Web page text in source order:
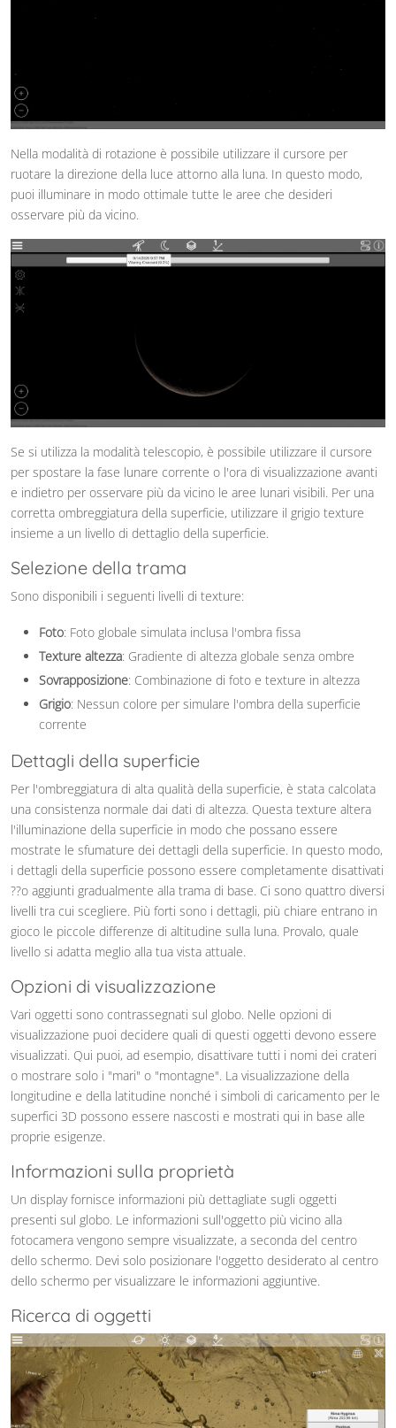
Nella modalità di rotazione è possibile utilizzare il cursore per
ruotare la direzione della luce attorno alla luna. In questo modo,
puoi illuminare in modo ottimale tutte le aree che desideri
osservare più da vicino.
Se si utilizza la modalità telescopio, è possibile utilizzare il cursore
per spostare la fase lunare corrente o l'ora di visualizzazione avanti
e indietro per osservare più da vicino le aree lunari visibili. Per una
corretta ombreggiatura della superficie, utilizzare il grigio texture
insieme a un livello di dettaglio della superficie.
Selezione della trama
Sono disponibili i seguenti livelli di texture:
Foto: Foto globale simulata inclusa l'ombra fissa
Texture altezza: Gradiente di altezza globale senza ombre
Sovrapposizione: Combinazione di foto e texture in altezza
Grigio: Nessun colore per simulare l'ombra della superficie
corrente
Dettagli della superficie
Per l'ombreggiatura di alta qualità della superficie, è stata calcolata
una consistenza normale dai dati di altezza. Questa texture altera
l'illuminazione della superficie in modo che possano essere
mostrate le sfumature dei dettagli della superficie. In questo modo,
i dettagli della superficie possono essere completamente disattivati
??o aggiunti gradualmente alla trama di base. Ci sono quattro diversi
livelli tra cui scegliere. Più forti sono i dettagli, più chiare entrano in
gioco le piccole differenze di altitudine sulla luna. Provalo, quale
livello si adatta meglio alla tua vista attuale.
Opzioni di visualizzazione
Vari oggetti sono contrassegnati sul globo. Nelle opzioni di
visualizzazione puoi decidere quali di questi oggetti devono essere
visualizzati. Qui puoi, ad esempio, disattivare tutti i nomi dei crateri
o mostrare solo i "mari" o "montagne". La visualizzazione della
longitudine e della latitudine nonché i simboli di caricamento per le
superfici 3D possono essere nascosti e mostrati qui in base alle
proprie esigenze.
Informazioni sulla proprietà
Un display fornisce informazioni più dettagliate sugli oggetti
presenti sul globo. Le informazioni sull'oggetto più vicino alla
fotocamera vengono sempre visualizzate, a seconda del centro
dello schermo. Devi solo posizionare l'oggetto desiderato al centro
dello schermo per visualizzare le informazioni aggiuntive.
Ricerca di oggetti